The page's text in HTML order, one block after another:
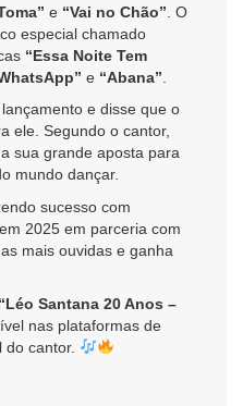
e “Vai no Chão” . O
especial chamado
“Essa Noite Tem
e “Abana”
e disse que o
ele. Segundo o cantor,
sua grande aposta para
mundo dançar.
sucesso com
2025 em parceria com
mais ouvidas e ganha
“Léo Santana 20 Anos –
nas plataformas de
do cantor.